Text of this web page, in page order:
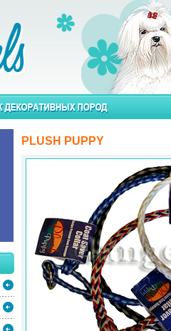
PLUSH PUPPY